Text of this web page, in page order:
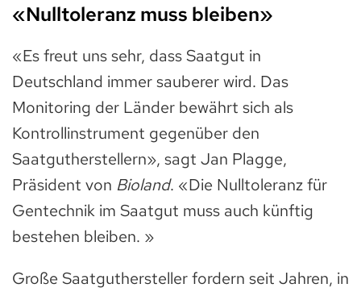
«Nulltoleranz muss bleiben»
«Es freut uns sehr, dass Saatgut in
Deutschland immer sauberer wird. Das
Monitoring der Länder bewährt sich als
Kontrollinstrument gegenüber den
Saatgutherstellern», sagt Jan Plagge,
Präsident von Bioland. «Die Nulltoleranz für
Gentechnik im Saatgut muss auch künftig
bestehen bleiben. »
Große Saatguthersteller fordern seit Jahren, in